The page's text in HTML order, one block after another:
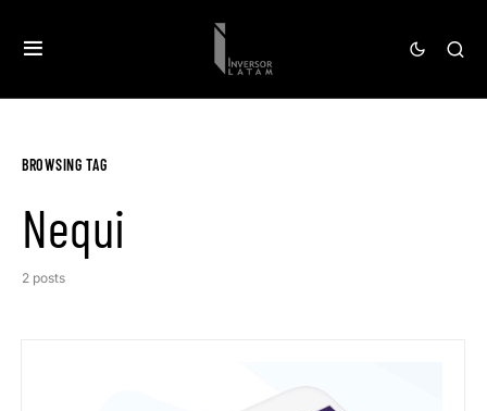
BROWSING TAG
Nequi
2 posts